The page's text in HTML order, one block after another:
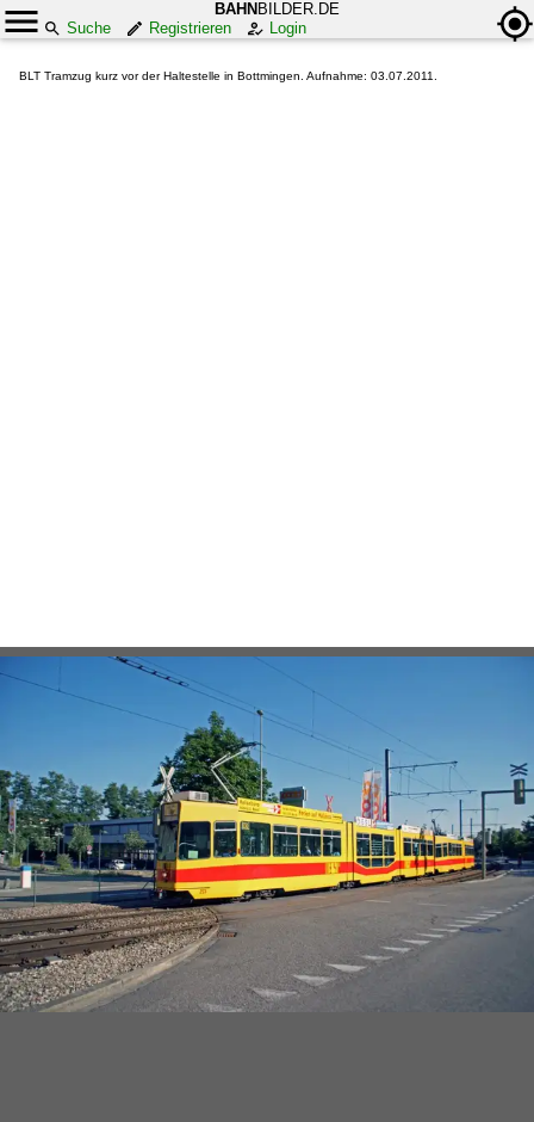
BAHN BILDER.DE
Suche
Registrieren Login
BLT Tramzug kurz vor der Haltestelle in Bottmingen. Aufnahme: 03.07.2011.